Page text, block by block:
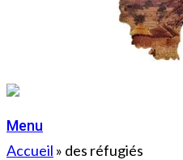
Menu
Accueil » des réfugiés